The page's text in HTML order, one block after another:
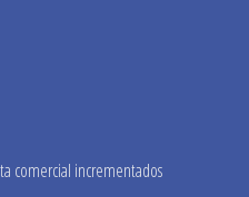
comercial incrementados